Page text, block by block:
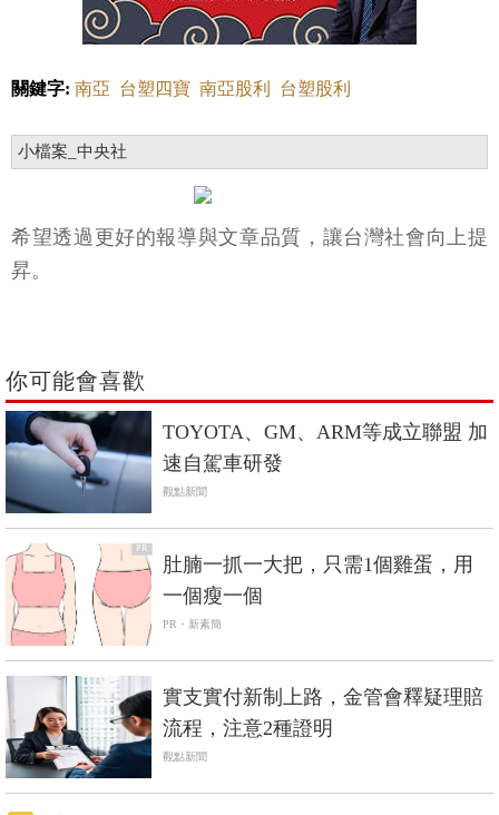
關鍵字: 南亞 台塑四寶 南亞股利 台塑股利
小檔案_中央社
希望透過更好的報導與文章品質，讓台灣社會向上提
昇。
你可能會喜歡
TOYOTA、GM、ARM等成立聯盟 加
速自駕車研發
觀點新聞
PR
肚腩一抓一大把，只需1個雞蛋，用
一個瘦一個
PR・新素簡
實支實付新制上路，金管會釋疑理賠
流程，注意2種證明
觀點新聞